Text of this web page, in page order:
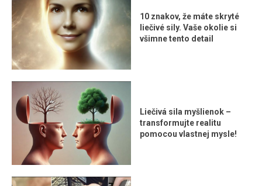
10 znakov, že máte skryté
liečivé sily. Vaše okolie si
všimne tento detail
Liečivá sila myšlienok –
transformujte realitu
pomocou vlastnej mysle!